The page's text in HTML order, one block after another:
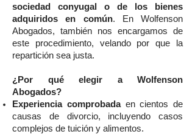
sociedad conyugal o de los bienes
adquiridos en común. En Wolfenson
Abogados, también nos encargamos de
este procedimiento, velando por que la
repartición sea justa.
¿Por qué elegir a Wolfenson
Abogados?
Experiencia comprobadaen cientos de
causas de divorcio, incluyendo casos
complejos de tuición y alimentos.